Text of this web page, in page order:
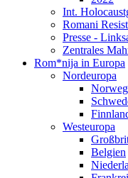
Int.
Romani
Presse -
Zentrales
Rom*nija in Europa
Nordeuropa
Westeuropa
Belgien